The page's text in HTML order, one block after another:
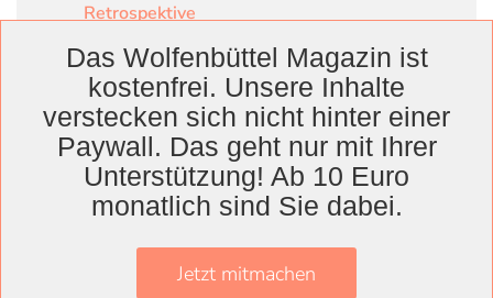
Retrospektive
WolfenbüttelLandkreis
WolfenbüttelLessingtheater Ausstellung
Herzog August BibliothekNachhaltigkeit
KunstvereinMuseum
Das Wolfenbüttel Magazin ist
kostenfrei. Unsere Inhalte
verstecken sich nicht hinter einer
Paywall. Das geht nur mit Ihrer
Unterstützung! Ab 10 Euro
monatlich sind Sie dabei.
Jetzt mitmachen